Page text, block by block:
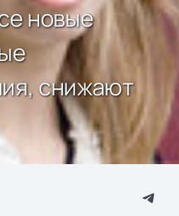
новые
снижают